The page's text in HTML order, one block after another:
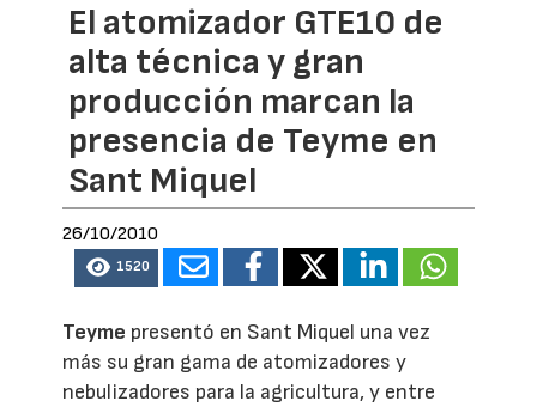
El atomizador GTE10 de
alta técnica y gran
producción marcan la
presencia de Teyme en
Sant Miquel
26/10/2010
1520
Teyme presentó en Sant Miquel una vez
más su gran gama de atomizadores y
nebulizadores para la agricultura, y entre